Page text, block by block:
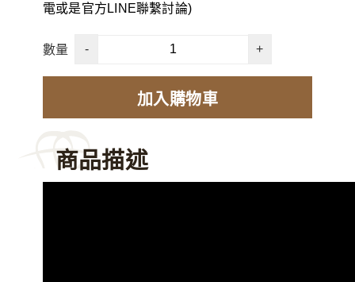
電或是官方LINE聯繫討論)
數量 - +
加入購物車
商品描述